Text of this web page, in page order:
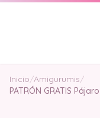
Inicio/Amigurumis/
PATRÓN GRATIS